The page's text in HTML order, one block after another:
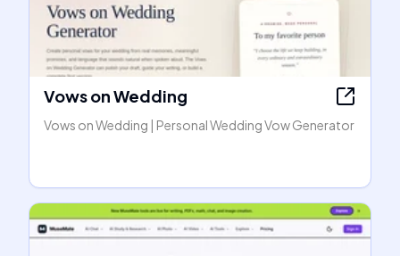
Vows on Wedding
Vows on Wedding | Personal Wedding Vow Generator